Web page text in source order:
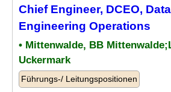
ChiefEngineer, DCEO,
Engineering Operations
• Mittenwalde, BB
Uckermark
Führungs-/ Leitungspositionen